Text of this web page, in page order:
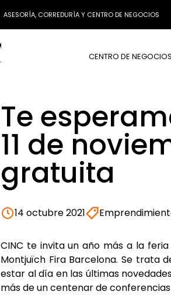
ASESORÍA, CORREDURÍA Y CENTRO DE NEGOCIOS
CENTRO DE
Te
11 de
gratuita
14 octubre 2021
CINC te invita un año más a la
Montjuïch Fira Barcelona. Se trata
estar al día en las últimas
más de un centenar de